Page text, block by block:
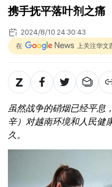
携手抚平落叶剂之痛
2024/8/10 24:30:43
在 上关注华文
虽然战争的硝烟已经平息
辛）对越南环境和人民健
久。